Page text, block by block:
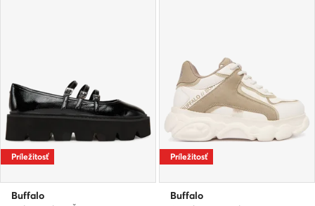
Príležitosť
Buffalo
Príležitosť
Buffalo